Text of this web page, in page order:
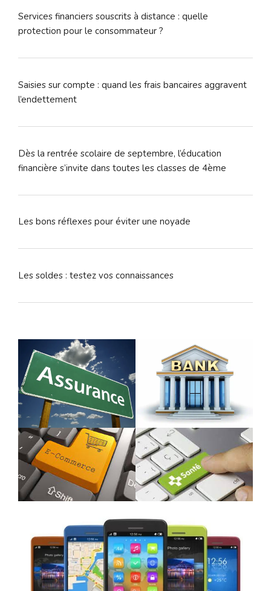
Services financiers souscrits à distance : quelle
protection pour le consommateur ?
Saisies sur compte : quand les frais bancaires aggravent
l’endettement
Dès la rentrée scolaire de septembre, l’éducation
financière s’invite dans toutes les classes de 4ème
Les bons réflexes pour éviter une noyade
Les soldes : testez vos connaissances